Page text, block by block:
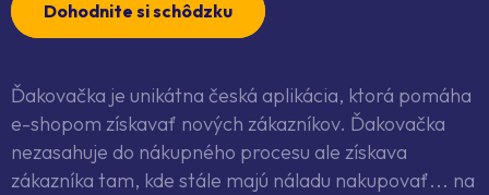
Dohodnite si schôdzku
Ďakovačka je unikátna česká aplikácia, ktorá pomáha
e-shopom získavať nových zákazníkov. Ďakovačka
nezasahuje do nákupného procesu ale získava
zákazníka tam, kde stále majú náladu nakupovať... na